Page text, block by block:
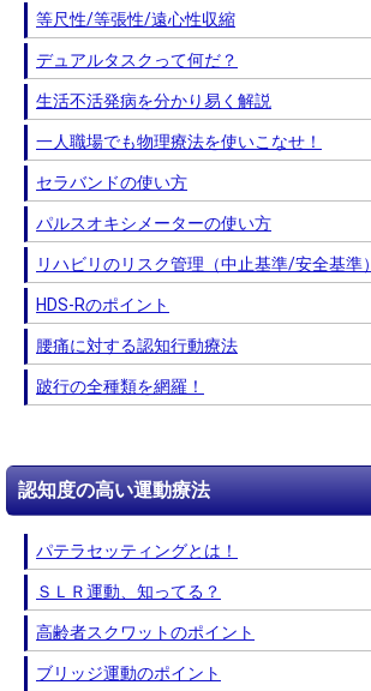
等尺性/等張性/遠心性収縮
デュアルタスクって何だ？
生活不活発病を分かり易く解説
一人職場でも物理療法を使いこなせ！
セラバンドの使い方
パルスオキシメーターの使い方
リハビリのリスク管理（中止基準/安全基準）
HDS-Rのポイント
腰痛に対する認知行動療法
跛行の全種類を網羅！
認知度の高い運動療法
パテラセッティングとは！
ＳＬＲ運動、知ってる？
高齢者スクワットのポイント
ブリッジ運動のポイント